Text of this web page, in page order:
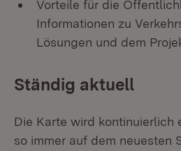
Vorteile für die
Informationen zu
Lösungen und dem
Ständig aktuell
Die Karte wird kontinuierlich
so immer auf dem neuesten